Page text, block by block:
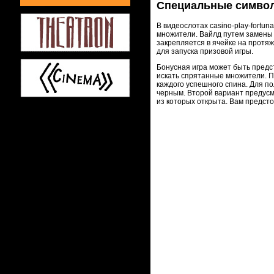
Специальные
В видеослотах casino-play-
множители. Вайлд путем
закрепляется в ячейке на
для запуска призовой игры.
Бонусная игра может быть
искать спрятанные множители.
каждого успешного спина. Для
черным. Второй вариант
из которых открыта. Вам